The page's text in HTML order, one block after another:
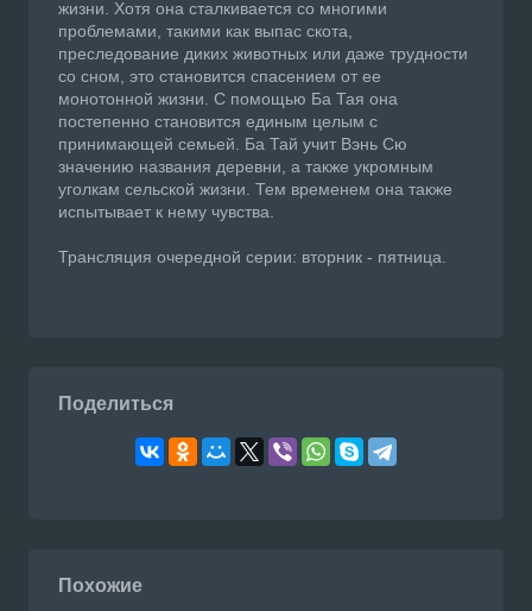
жизни. Хотя она сталкивается со многими
проблемами, такими как выпас скота,
преследование диких животных или даже трудности
со сном, это становится спасением от ее
монотонной жизни. С помощью Ба Тая она
постепенно становится единым целым с
принимающей семьей. Ба Тай учит Вэнь Сю
значению названия деревни, а также укромным
уголкам сельской жизни. Тем временем она также
испытывает к нему чувства.
Трансляция очередной серии: вторник - пятница.
Поделиться
Похожие